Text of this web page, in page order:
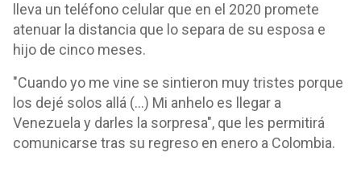
lleva un teléfono celular que en el 2020 promete
atenuar la distancia que lo separa de su esposa e
hijo de cinco meses.
"Cuando yo me vine se sintieron muy tristes porque
los dejé solos allá (...) Mi anhelo es llegar a
Venezuela y darles la sorpresa", que les permitirá
comunicarse tras su regreso en enero a Colombia.